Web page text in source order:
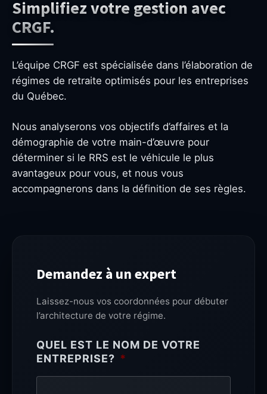
Simplifiez votre gestion avec
CRGF.
L’équipe CRGF est spécialisée dans l’élaboration de
régimes de retraite optimisés pour les entreprises
du Québec.
Nous analyserons vos objectifs d’affaires et la
démographie de votre main-d’œuvre pour
déterminer si le RRS est le véhicule le plus
avantageux pour vous, et nous vous
accompagnerons dans la définition de ses règles.
Demandez à un expert
Laissez-nous vos coordonnées pour débuter
l’architecture de votre régime.
QUEL EST LE NOM DE VOTRE
ENTREPRISE? *